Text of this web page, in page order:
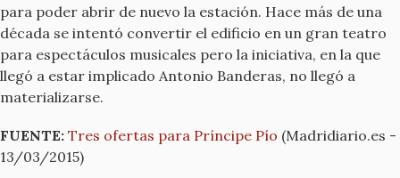
para poder abrir de nuevo la estación. Hace más de una
década se intentó convertir el edificio en un gran teatro
para espectáculos musicales pero la iniciativa, en la que
llegó a estar implicado Antonio Banderas, no llegó a
materializarse.
FUENTE: Tres ofertas para Príncipe Pío (Madridiario.es -
13/03/2015)